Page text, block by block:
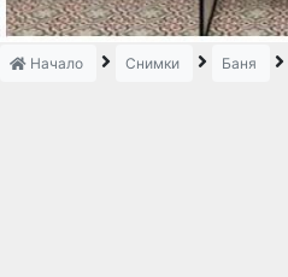
Начало Снимки Баня